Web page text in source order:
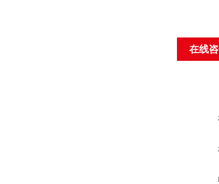
在线